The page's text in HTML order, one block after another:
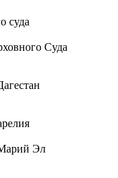
суда
Суда
Эл